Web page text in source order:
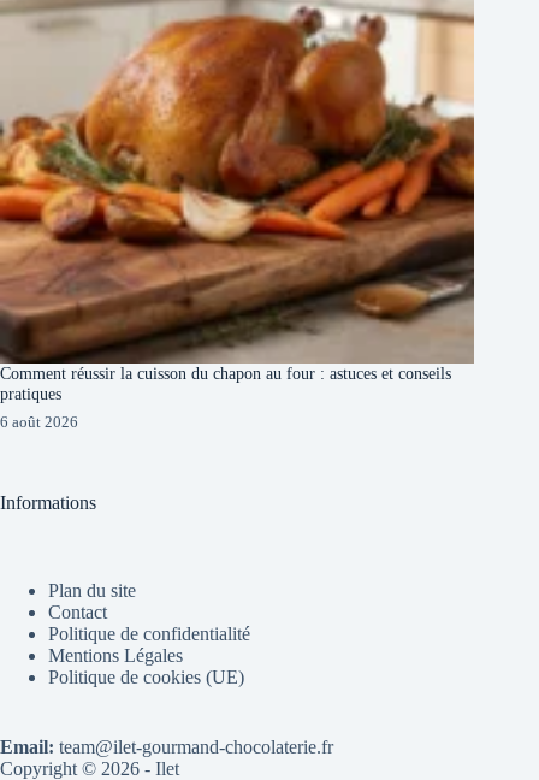
Comment réussir la cuisson du chapon au four : astuces et conseils
pratiques
6 août 2026
Informations
Plan du site
Contact
Politique de confidentialité
Mentions Légales
Politique de cookies (UE)
Email: team@ilet-gourmand-chocolaterie.fr
Copyright © 2026 - Ilet